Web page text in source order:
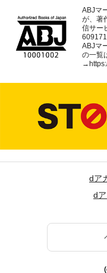
ABJマ
が、著
信サー
ABJマ
の一覧
→
dア
d